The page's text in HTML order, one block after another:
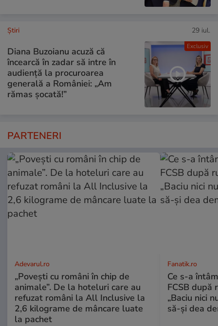
Exclusiv
Ştiri 29 iul.
Diana Buzoianu acuză că
încearcă în zadar să intre în
audiență la procuroarea
generală a României: „Am
rămas șocată!”
PARTENERI
Adevarul.ro
„Povești cu români în chip de
animale”. De la hoteluri care au
refuzat români la All Inclusive la
2,6 kilograme de mâncare luate
la pachet
Fanatik.ro
Ce s-a
FCSB după
„Baciu nici
să-și dea